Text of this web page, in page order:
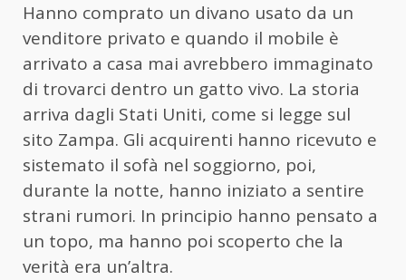
Hanno comprato un divano usato da un
venditore privato e quando il mobile è
arrivato a casa mai avrebbero immaginato
di trovarci dentro un gatto vivo. La storia
arriva dagli Stati Uniti, come si legge sul
sito Zampa. Gli acquirenti hanno ricevuto e
sistemato il sofà nel soggiorno, poi,
durante la notte, hanno iniziato a sentire
strani rumori. In principio hanno pensato a
un topo, ma hanno poi scoperto che la
verità era un’altra.